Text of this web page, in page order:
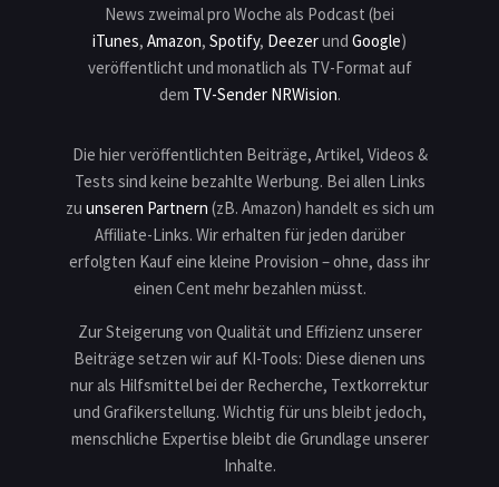
News zweimal pro Woche als Podcast (bei
iTunes, Amazon, Spotify, Deezerund Google)
veröffentlicht und monatlich als TV-Format auf
dem TV-Sender NRWision.
Die hier veröffentlichten Beiträge, Artikel, Videos &
Tests sind keine bezahlte Werbung. Bei allen Links
zu unseren Partnern (zB. Amazon) handelt es sich um
Affiliate-Links. Wir erhalten für jeden darüber
erfolgten Kauf eine kleine Provision – ohne, dass ihr
einen Cent mehr bezahlen müsst.
Zur Steigerung von Qualität und Effizienz unserer
Beiträge setzen wir auf KI-Tools: Diese dienen uns
nur als Hilfsmittel bei der Recherche, Textkorrektur
und Grafikerstellung. Wichtig für uns bleibt jedoch,
menschliche Expertise bleibt die Grundlage unserer
Inhalte.